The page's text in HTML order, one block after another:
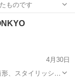
ものです
4月30日
、スタイリッシュ